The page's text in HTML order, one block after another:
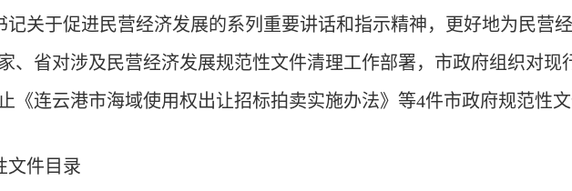
记关于促进民营经济发展的系列重要讲话和指示精神，更好地为民营
、省对涉及民营经济发展规范性文件清理工作部署，市政府组织对现
《连云港市海域使用权出让招标拍卖实施办法》等4件市政府规范性文
文件目录